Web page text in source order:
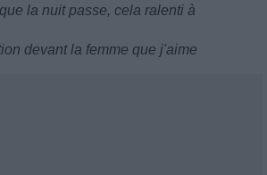
la nuit passe, cela ralenti à
devant la femme que j'aime